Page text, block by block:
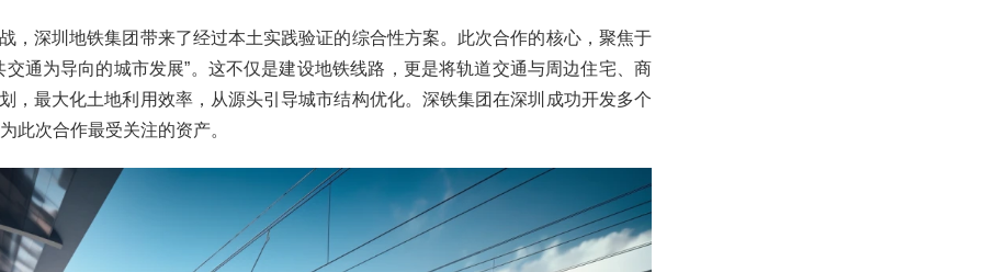
，深圳地铁集团带来了经过本土实践验证的综合性方案。此次合作的核心，聚焦于
交通为导向的城市发展”。这不仅是建设地铁线路，更是将轨道交通与周边住宅、商
，最大化土地利用效率，从源头引导城市结构优化。深铁集团在深圳成功开发多个
此次合作最受关注的资产。